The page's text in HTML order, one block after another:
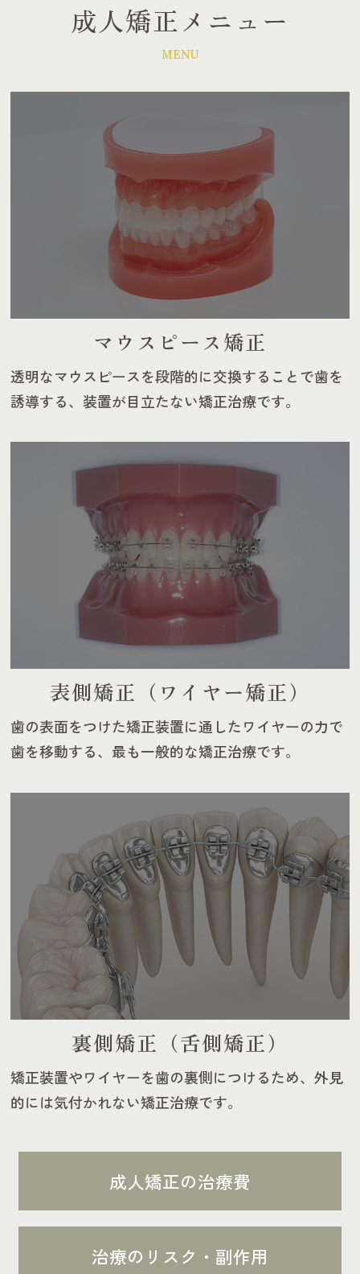
成人矯正メニュー
MENU
マウスピース矯正
透明なマウスピースを段階的に交換することで歯を
誘導する、装置が目立たない矯正治療です。
表側矯正（ワイヤー矯正）
歯の表面をつけた矯正装置に通したワイヤーの力で
歯を移動する、最も一般的な矯正治療です。
裏側矯正（舌側矯正）
矯正装置やワイヤーを歯の裏側につけるため、外見
的には気付かれない矯正治療です。
成人矯正の治療費
治療のリスク・副作用